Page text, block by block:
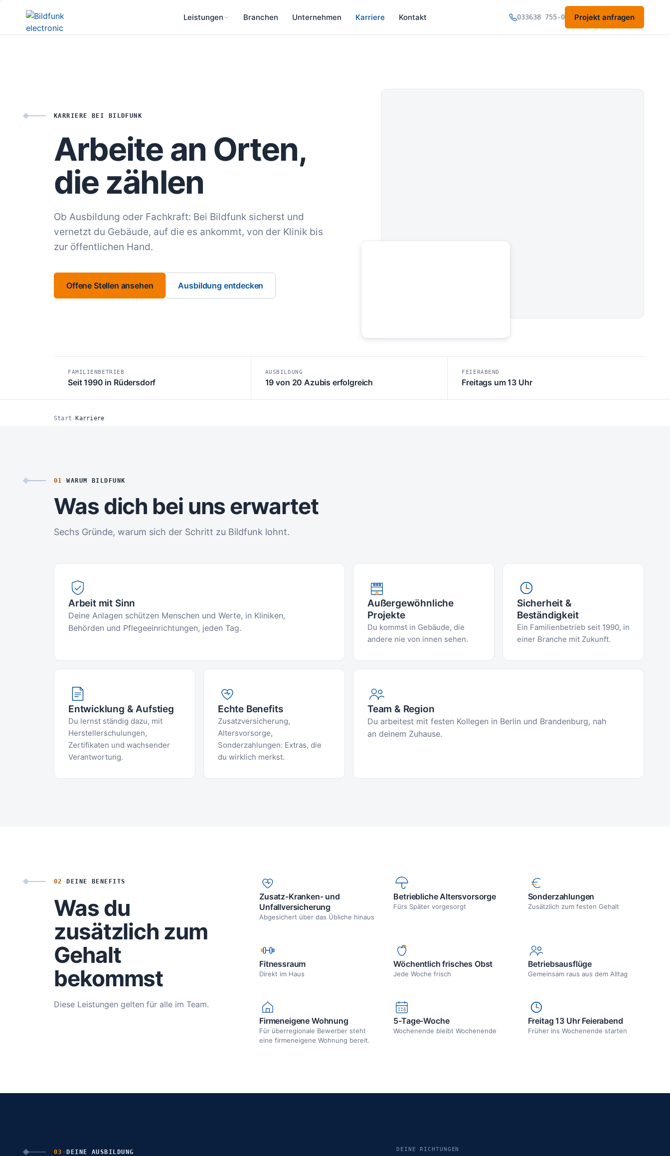
Leistungen Branchen Unternehmen Karriere Kontakt 033638 755-0 Projekt anfragen
KARRIERE BEI BILDFUNK
Arbeite an Orten,
die zählen
Ob Ausbildung oder Fachkraft: Bei Bildfunk sicherst und
vernetzt du Gebäude, auf die es ankommt, von der Klinik bis
zur öffentlichen Hand.
Offene Stellen ansehen Ausbildung entdecken
FAMILIENBETRIEB
Seit 1990 in Rüdersdorf
AUSBILDUNG
19 von 20 Azubis erfolgreich
FEIERABEND
Freitags um 13 Uhr
Start › Karriere
01 ·WARUM BILDFUNK
Was dich bei uns erwartet
Sechs Gründe, warum sich der Schritt zu Bildfunk lohnt.
Arbeit mit Sinn
Deine Anlagen schützen Menschen und Werte, in Kliniken,
Behörden und Pflegeeinrichtungen, jeden Tag.
Außergewöhnliche
Projekte
Du kommst in Gebäude, die
andere nie von innen sehen.
Sicherheit &
Beständigkeit
Ein Familienbetrieb seit 1990, in
einer Branche mit Zukunft.
Entwicklung & Aufstieg
Du lernst ständig dazu, mit
Herstellerschulungen,
Zertifikaten und wachsender
Verantwortung.
Echte Benefits
Zusatzversicherung,
Altersvorsorge,
Sonderzahlungen: Extras, die
du wirklich merkst.
Team & Region
Du arbeitest mit festen Kollegen in Berlin und Brandenburg, nah
an deinem Zuhause.
02 · DEINE BENEFITS
Was du
zusätzlich zum
Gehalt
bekommst
Diese Leistungen gelten für alle im Team.
Zusatz-Kranken- und
Unfallversicherung
Abgesichert über das Übliche hinaus
Betriebliche Altersvorsorge
Fürs Später vorgesorgt
Sonderzahlungen
Zusätzlich zum festen Gehalt
Fitnessraum
Direkt im Haus
Wöchentlich frisches Obst
Jede Woche frisch
Betriebsausflüge
Gemeinsam raus aus dem Alltag
Firmeneigene Wohnung
Für überregionale Bewerber steht
eine firmeneigene Wohnung bereit.
5-Tage-Woche
Wochenende bleibt Wochenende
Freitag 13 Uhr Feierabend
Früher ins Wochenende starten
03 · DEINE AUSBILDUNG DEINE RICHTUNGEN